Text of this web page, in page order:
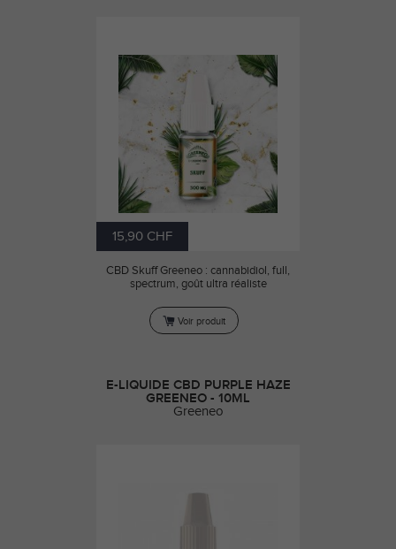
15,90 CHF
CBD Skuff Greeneo : cannabidiol, full,
spectrum, goût ultra réaliste
Voir produit
E-LIQUIDE CBD PURPLE HAZE
GREENEO - 10ML
Greeneo